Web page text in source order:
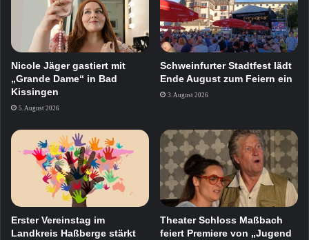
Nicole Jäger gastiert mit
„Grande Dame“ in Bad
Kissingen
5. August 2026
Schweinfurter Stadtfest lädt
Ende August zum Feiern ein
3. August 2026
Erster Vereinstag im
Landkreis Haßberge stärkt
Theater Schloss Maßbach
feiert Premiere von „Jugend